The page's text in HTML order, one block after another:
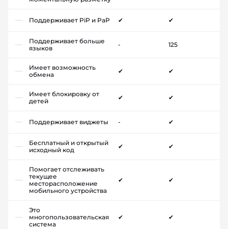
Поддерживает PiP и PaP ✔ ✔
Поддерживает больше
языков
- 125
Имеет возможность
обмена
✔ ✔
Имеет блокировку от
детей
✔ ✔
Поддерживает виджеты - ✔
Бесплатный и открытый
исходный код
✔ ✔
Помогает отслеживать
текущее
месторасположение
мобильного устройства
✔ ✔
Это
многопользовательская
система
✔ ✔